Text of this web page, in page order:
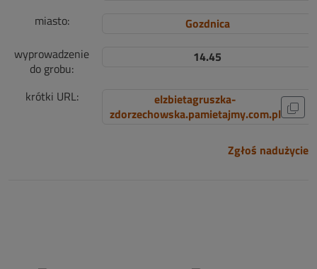
miasto:
Gozdnica
wyprowadzenie
do grobu:
14.45
krótki URL:
elzbietagruszka-
zdorzechowska.pamietajmy.com.pl
Zgłoś nadużycie